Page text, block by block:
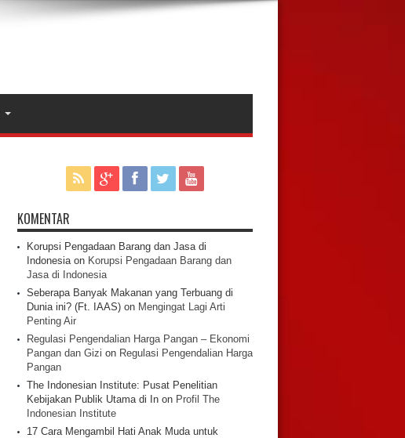
KOMENTAR
Korupsi Pengadaan Barang dan Jasa di
Indonesiaon Korupsi Pengadaan Barang dan
Jasa di Indonesia
Seberapa Banyak Makanan yang Terbuang di
Dunia ini? (Ft. IAAS)on Mengingat Lagi Arti
Penting Air
Regulasi Pengendalian Harga Pangan – Ekonomi
Pangan dan Gizi on Regulasi Pengendalian Harga
Pangan
The Indonesian Institute: Pusat Penelitian
Kebijakan Publik Utama di Inon Profil The
Indonesian Institute
17 Cara Mengambil Hati Anak Muda untuk